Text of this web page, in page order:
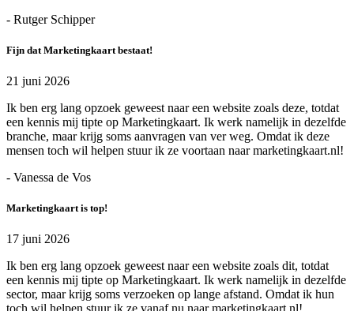
- Rutger Schipper
Fijn dat Marketingkaart bestaat!
21 juni 2026
Ik ben erg lang opzoek geweest naar een website zoals deze, totdat
een kennis mij tipte op Marketingkaart. Ik werk namelijk in dezelfde
branche, maar krijg soms aanvragen van ver weg. Omdat ik deze
mensen toch wil helpen stuur ik ze voortaan naar marketingkaart.nl!
- Vanessa de Vos
Marketingkaart is top!
17 juni 2026
Ik ben erg lang opzoek geweest naar een website zoals dit, totdat
een kennis mij tipte op Marketingkaart. Ik werk namelijk in dezelfde
sector, maar krijg soms verzoeken op lange afstand. Omdat ik hun